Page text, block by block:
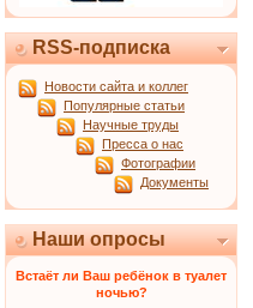
RSS-подписка
Новости сайта и коллег
Популярные статьи
Научные труды
Пресса о нас
Фотографии
Документы
Наши опросы
Встаёт ли Ваш ребёнок в туалет
ночью?